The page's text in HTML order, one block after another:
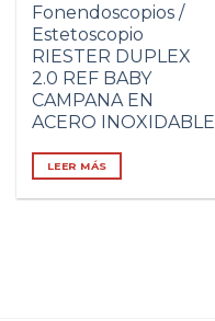
Fonendoscopios /
Estetoscopio
RIESTER DUPLEX
2.0 REF BABY
CAMPANA EN
ACERO INOXIDABLE
LEER MÁS